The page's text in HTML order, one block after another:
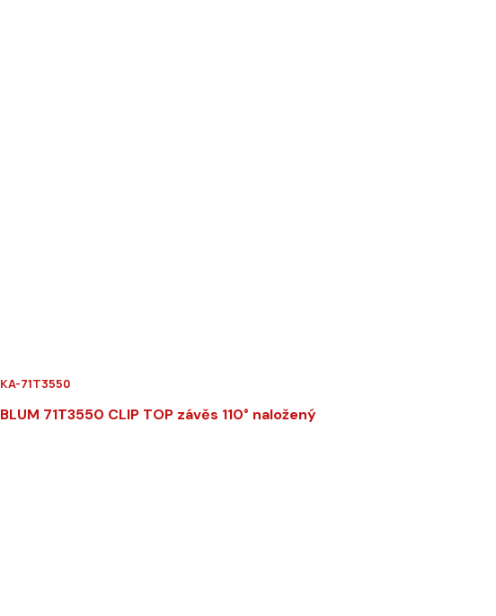
KA-71T3550
BLUM 71T3550 CLIP TOP závěs 110° naložený